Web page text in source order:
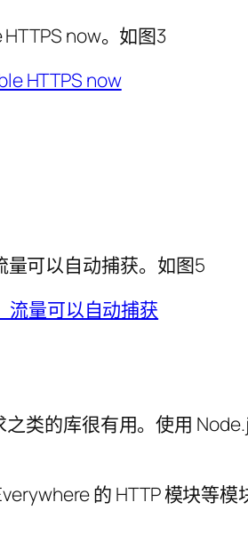
now。如图3
量可以自动捕获。如图5
类的库很有用。使用
的 HTTP 模块等